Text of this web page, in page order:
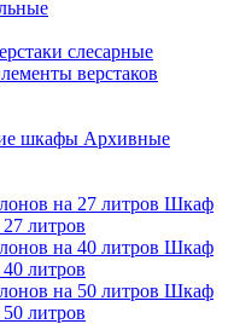
слесарные
верстаков
Архивные
Шкаф
литров
Шкаф
литров
Шкаф
литров